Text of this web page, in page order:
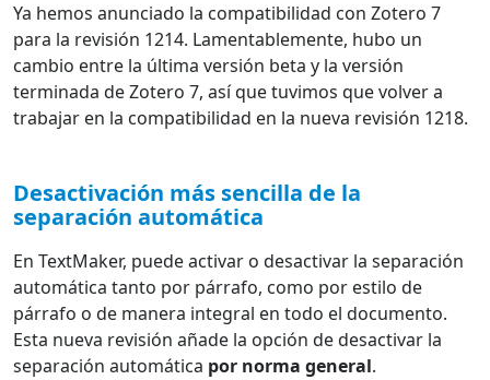
Ya hemos anunciado la compatibilidad con Zotero 7
para la revisión 1214. Lamentablemente, hubo un
cambio entre la última versión beta y la versión
terminada de Zotero 7, así que tuvimos que volver a
trabajar en la compatibilidad en la nueva revisión 1218.
Desactivación más sencilla de la
separación automática
En TextMaker, puede activar o desactivar la separación
automática tanto por párrafo, como por estilo de
párrafo o de manera integral en todo el documento.
Esta nueva revisión añade la opción de desactivar la
separación automática por norma general.